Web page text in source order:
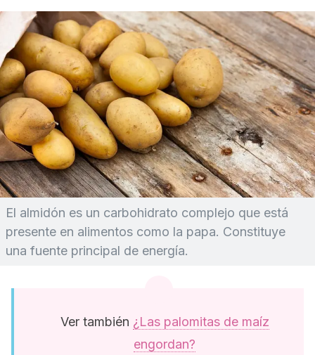
El almidón es un carbohidrato complejo que está
presente en alimentos como la papa. Constituye
una fuente principal de energía.
Ver también ¿Las palomitas de maíz
engordan?